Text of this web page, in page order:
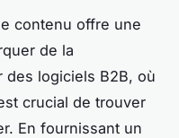
contenu offre une
de la
logiciels B2B, où
crucial de trouver
En fournissant un